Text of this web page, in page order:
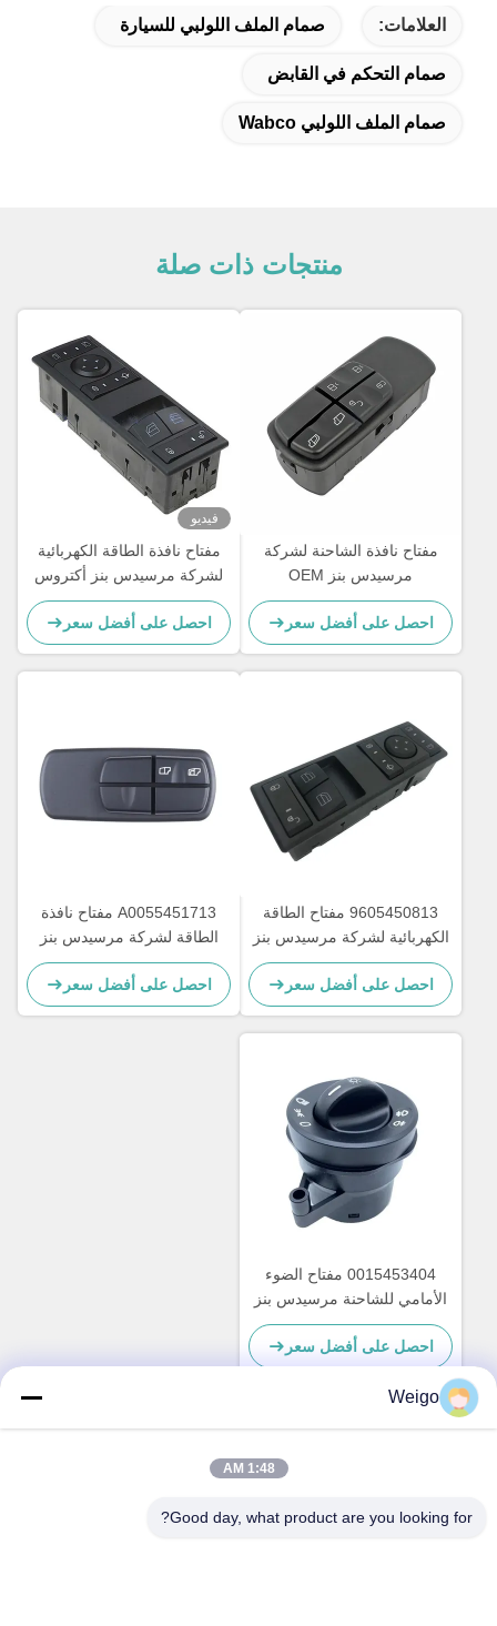
العلامات: صمام الملف اللولبي للسيارة
صمام التحكم في القابض
صمام الملف اللولبي Wabco
منتجات ذات صلة
مفتاح نافذة الشاحنة لشركة
مرسيدس بنز OEM
A0045451813
احصل على أفضل سعر
فيديو
مفتاح نافذة الطاقة الكهربائية
لشركة مرسيدس بنز أكتروس
MP4 شاحنة OEM
A9605451013
احصل على أفضل سعر
9605450813 مفتاح الطاقة
الكهربائية لشركة مرسيدس بنز
أكتروس MP4 OEM
A9605450813
احصل على أفضل سعر
A0055451713 مفتاح نافذة
الطاقة لشركة مرسيدس بنز
للشاحنة OEM A0035450113
A0025450113
احصل على أفضل سعر
0015453404 مفتاح الضوء
الأمامي للشاحنة مرسيدس بنز
احصل على أفضل سعر
عنوان
Weigo
1:48 AM
Good day, what product are you looking for?